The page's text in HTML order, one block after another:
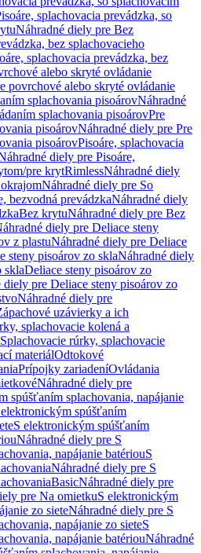
splachovacia prevádzka, so
Náhradné diely pre Bez
bez splachovacieho
splachovacia prevádzka, bez
alebo skryté ovládanie
povrchové alebo skryté ovládanie
splachovania pisoárovNáhradné
splachovania pisoárovPre
pisoárovNáhradné diely pre Pre
pisoárovPisoáre, splachovacia
diely pre Pisoáre,
pre krytRimlessNáhradné diely
Náhradné diely pre So
bezvodná prevádzkaNáhradné diely
Bez krytuNáhradné diely pre Bez
diely pre Deliace steny
z plastuNáhradné diely pre Deliace
steny pisoárov zo sklaNáhradné diely
sklaDeliace steny pisoárov zo
diely pre Deliace steny pisoárov zo
Náhradné diely pre
uzávierky a ich
splachovacie kolená a
rúrky, splachovacie
materiálOdtokové
Prípojky zariadeníOvládania
Náhradné diely pre
spúšťaním splachovania, napájanie
spúšťaním
S elektronickým spúšťaním
Náhradné diely pre S
napájanie batériouS
Náhradné diely pre S
BasicNáhradné diely pre
pre Na omietkuS elektronickým
zo sieteNáhradné diely pre S
napájanie zo sieteS
napájanie batériouNáhradné